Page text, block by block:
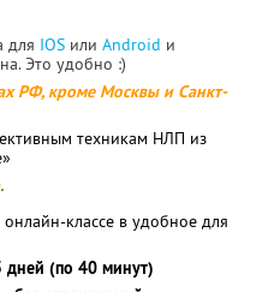
для IOS или Android и
Это удобно :)
РФ, кроме Москвы и Санкт-
техникам НЛП из
.
классе в удобное для
дней (по 40 минут)